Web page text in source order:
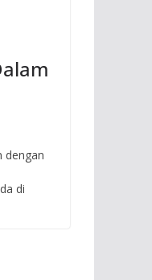
dengan
di